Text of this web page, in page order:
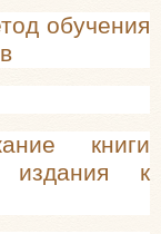
обучения
книги
издания к